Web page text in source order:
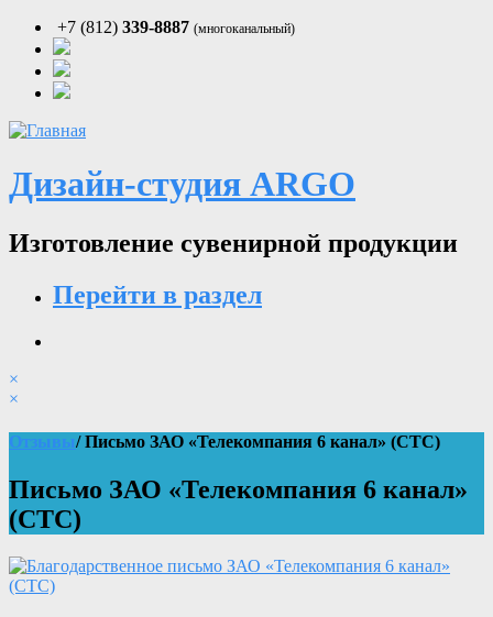
+7 (812) 339-8887 (многоканальный)
Дизайн-студия ARGO
Изготовление сувенирной продукции
Перейти в раздел
×
×
Отзывы/ Письмо ЗАО «Телекомпания 6 канал» (СТС)
Письмо ЗАО «Телекомпания 6 канал»
(СТС)